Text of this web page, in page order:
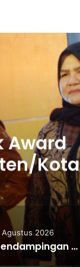
Award
Kota
Agustus 2026
Pendampingan Kalla Institute Bantu IRT Sambusa Pangkep Tingkatkan Produksi dan Pemasaran Digital